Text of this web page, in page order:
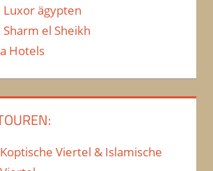
Luxor ägypten
el Sheikh
Hotels
Koptische Viertel & Islamische